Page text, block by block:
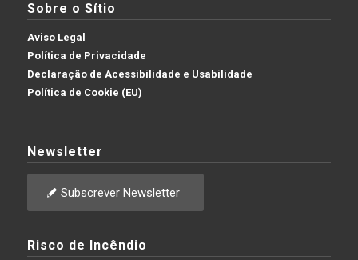
Sobre o Sítio
Aviso Legal
Política de Privacidade
Declaração de Acessibilidade e Usabilidade
Política de Cookie (EU)
Newsletter
Subscrever Newsletter
Risco de Incêndio